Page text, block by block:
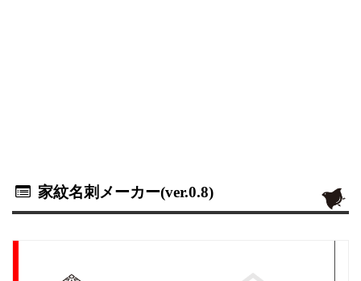
家紋名刺メーカー(ver.0.8)